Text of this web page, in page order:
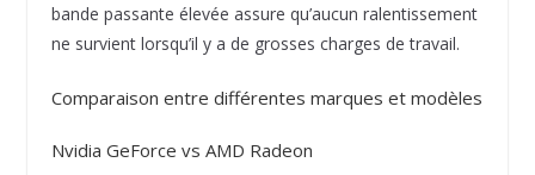
bande passante élevée assure qu’aucun ralentissement
ne survient lorsqu’il y a de grosses charges de travail.
Comparaison entre différentes marques et modèles
Nvidia GeForce vs AMD Radeon